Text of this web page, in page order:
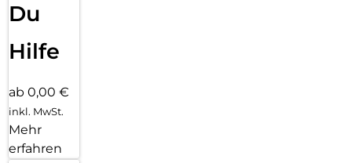
Du
Hilfe
ab 0,00 €
inkl. MwSt.
Mehr
erfahren